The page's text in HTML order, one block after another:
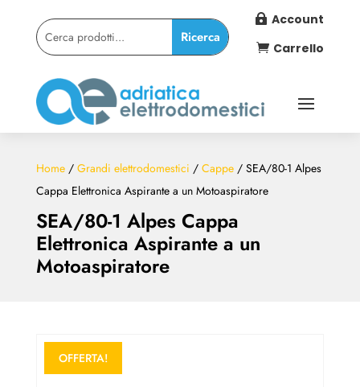
 Account
 Carrello
SEA/80-1 Alpes Cappa
Elettronica Aspirante a un
Motoaspiratore
Home/ Grandi elettrodomestici / Cappe/ SEA/80-1 Alpes
Cappa Elettronica Aspirante a un Motoaspiratore
OFFERTA!